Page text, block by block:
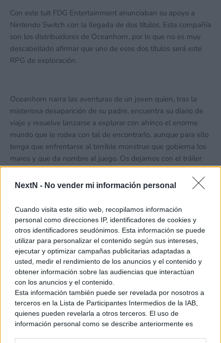
NextN - No vender mi información personal
Cuando visita este sitio web, recopilamos información
personal como direcciones IP, identificadores de cookies y
otros identificadores seudónimos. Esta información se puede
utilizar para personalizar el contenido según sus intereses,
ejecutar y optimizar campañas publicitarias adaptadas a
usted, medir el rendimiento de los anuncios y el contenido y
obtener información sobre las audiencias que interactúan
con los anuncios y el contenido.
Esta información también puede ser revelada por nosotros a
terceros en la Lista de Participantes Intermedios de la IAB,
quienes pueden revelarla a otros terceros. El uso de
información personal como se describe anteriormente es
Con este tuit FDG Entertainment anunciaban su apoyo a
Nintendo Switch con la llegada de dos títulos. Esta compañía
son los distribuidores de Oceanhorn, por lo que no es muy
descabellado afirmar que uno de esos dos títulos será este
RPG de exploración.
Oceanhorn narra las aventuras de un joven quien, tras la
misteriosa desaparición de su padre, encuentra su diario de
viaje y resuelve lanzarse a explorar con ahínco el enorme
mundo que le rodea con tal de encontrarlo, aunque para ello
tenga que enfrentarse al terrible monstruo que gobierna los
mares y que da nombre al juego. Os dejamos con el tráiler
de la versión de consolas del título.
CD Projekt Red da detalles de Hadar, su
nueva franquicia
4 junio, 2026 22:39